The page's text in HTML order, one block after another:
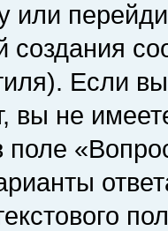
или
Если
вы не
поле